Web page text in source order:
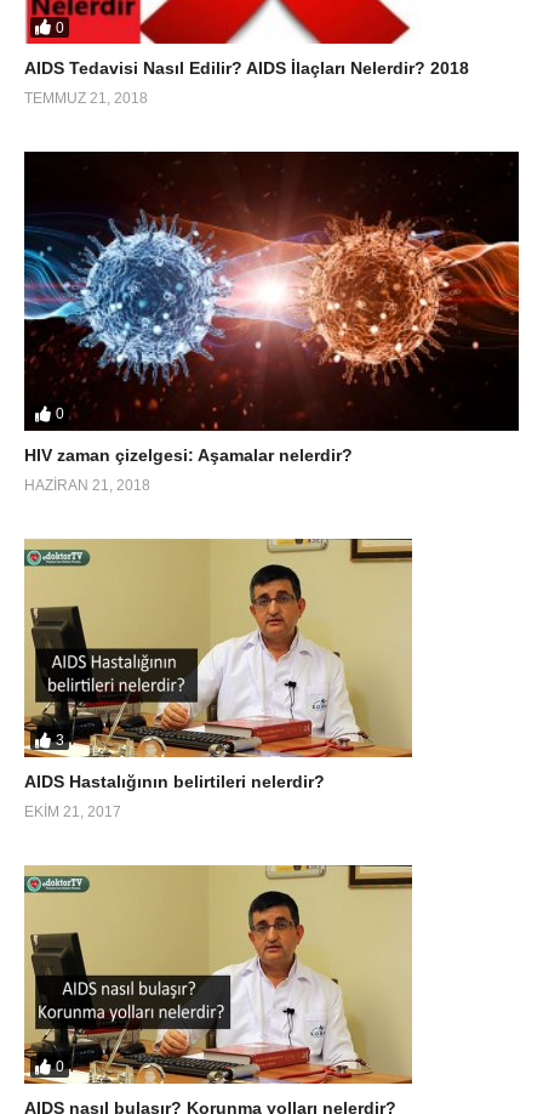
0
AIDS Tedavisi Nasıl Edilir? AIDS İlaçları Nelerdir? 2018
TEMMUZ 21, 2018
0
HIV zaman çizelgesi: Aşamalar nelerdir?
HAZIRAN 21, 2018
3
AIDS Hastalığının belirtileri nelerdir?
EKIM 21, 2017
0
AIDS nasıl bulaşır? Korunma yolları nelerdir?